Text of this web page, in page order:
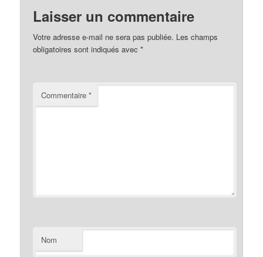
Laisser un commentaire
Votre adresse e-mail ne sera pas publiée. Les champs
obligatoires sont indiqués avec*
Commentaire*
Nom